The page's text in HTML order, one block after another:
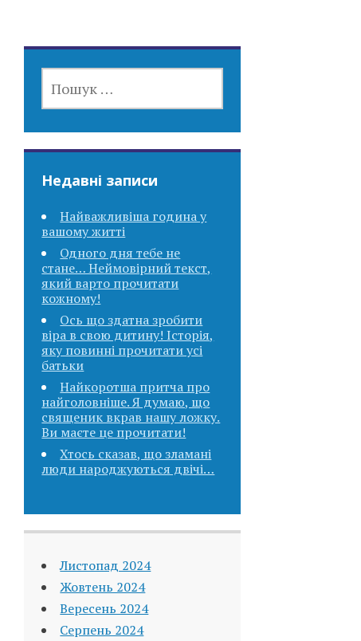
Недавні записи
Найважливіша година у
вашому житті
Одного дня тебе не
стане… Неймовірний текст,
який варто прочитати
кожному!
Ось що здатна зробити
віра в свою дитину! Історія,
яку повинні прочитати усі
батьки
Найкоротша притча про
найголовніше. Я думаю, що
священик вкpав нашу ложку.
Ви маєте це прочитати!
Хтось сказав, що зламані
люди народжуються двічі…
Листопад 2024
Жовтень 2024
Вересень 2024
Серпень 2024